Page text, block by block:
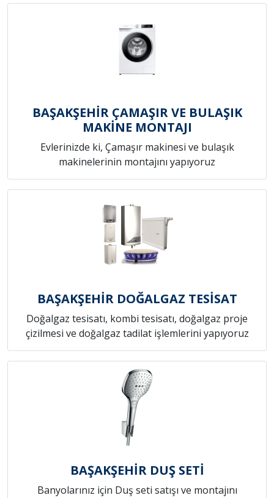
BAŞAKŞEHİR ÇAMAŞIR VE BULAŞIK
MAKİNE MONTAJI
Evlerinizde ki, Çamaşır makinesi ve bulaşık
makinelerinin montajını yapıyoruz
BAŞAKŞEHİR DOĞALGAZ TESİSAT
Doğalgaz tesisatı, kombi tesisatı, doğalgaz proje
çizilmesi ve doğalgaz tadilat işlemlerini yapıyoruz
BAŞAKŞEHİR DUŞ SETİ
Banyolarınız için Duş seti satışı ve montajını